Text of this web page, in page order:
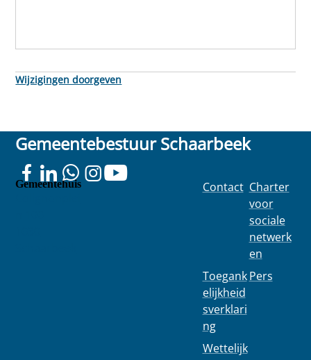
Wijzigingen doorgeven
Gemeentebestuur Schaarbeek
Gemeentehuis Contact
Toegank
elijkheid
sverklari
ng
Wettelijk
Charter
voor
sociale
netwerk
en
Pers